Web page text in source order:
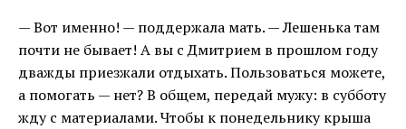
— Вот именно! — поддержала мать. — Лешенька там
почти не бывает! А вы с Дмитрием в прошлом году
дважды приезжали отдыхать. Пользоваться можете,
а помогать — нет? В общем, передай мужу: в субботу
жду с материалами. Чтобы к понедельнику крыша